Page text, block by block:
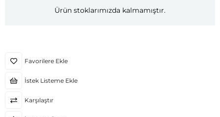
Ürün stoklarımızda kalmamıştır.
Favorilere Ekle
İstek Listeme Ekle
Karşılaştır